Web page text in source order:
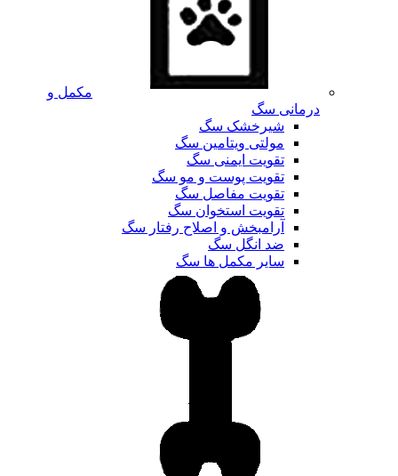
مکمل و
درمانی سگ
شیرخشک سگ
مولتی ویتامین سگ
تقویت ایمنی سگ
تقویت پوست و مو سگ
تقویت مفاصل سگ
تقویت استخوان سگ
آرامبخش و اصلاح رفتار سگ
ضد انگل سگ
سایر مکمل ها سگ